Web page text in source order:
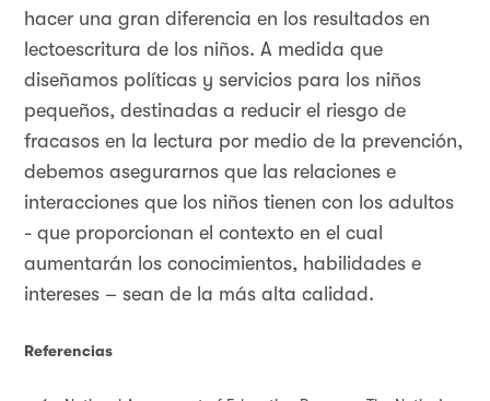
hacer una gran diferencia en los resultados en
lectoescritura de los niños. A medida que
diseñamos políticas y servicios para los niños
pequeños, destinadas a reducir el riesgo de
fracasos en la lectura por medio de la prevención,
debemos asegurarnos que las relaciones e
interacciones que los niños tienen con los adultos
- que proporcionan el contexto en el cual
aumentarán los conocimientos, habilidades e
intereses – sean de la más alta calidad.
Referencias